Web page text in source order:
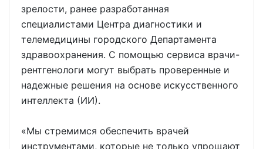
зрелости, ранее разработанная
специалистами Центра диагностики и
телемедицины городского Департамента
здравоохранения. С помощью сервиса врачи-
рентгенологи могут выбрать проверенные и
надежные решения на основе искусственного
интеллекта (ИИ).
«Мы стремимся обеспечить врачей
инструментами, которые не только упрощают